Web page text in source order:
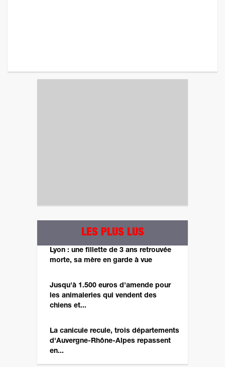
LES PLUS LUS
Lyon : une fillette de 3 ans retrouvée
morte, sa mère en garde à vue
Jusqu'à 1.500 euros d'amende pour
les animaleries qui vendent des
chiens et...
La canicule recule, trois départements
d'Auvergne-Rhône-Alpes repassent
en...